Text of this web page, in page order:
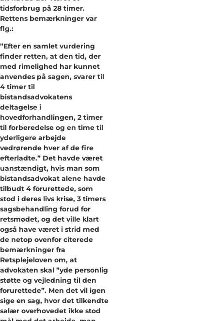
tidsforbrug på 28 timer.
Rettens bemærkninger var
flg.:
”Efter en samlet vurdering
finder retten, at den tid, der
med rimelighed har kunnet
anvendes på sagen, svarer til
4 timer til
bistandsadvokatens
deltagelse i
hovedforhandlingen, 2 timer
til forberedelse og en time til
yderligere arbejde
vedrørende hver af de fire
efterladte.” Det havde været
uanstændigt, hvis man som
bistandsadvokat alene havde
tilbudt 4 forurettede, som
stod i deres livs krise, 3 timers
sagsbehandling forud for
retsmødet, og det ville klart
også have været i strid med
de netop ovenfor citerede
bemærkninger fra
Retsplejeloven om, at
advokaten skal ”yde personlig
støtte og vejledning til den
forurettede”. Men det vil igen
sige en sag, hvor det tilkendte
salær overhovedet ikke stod